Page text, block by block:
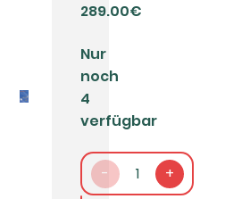
289.00€
Nur
noch
4
verfügbar
- 1 +